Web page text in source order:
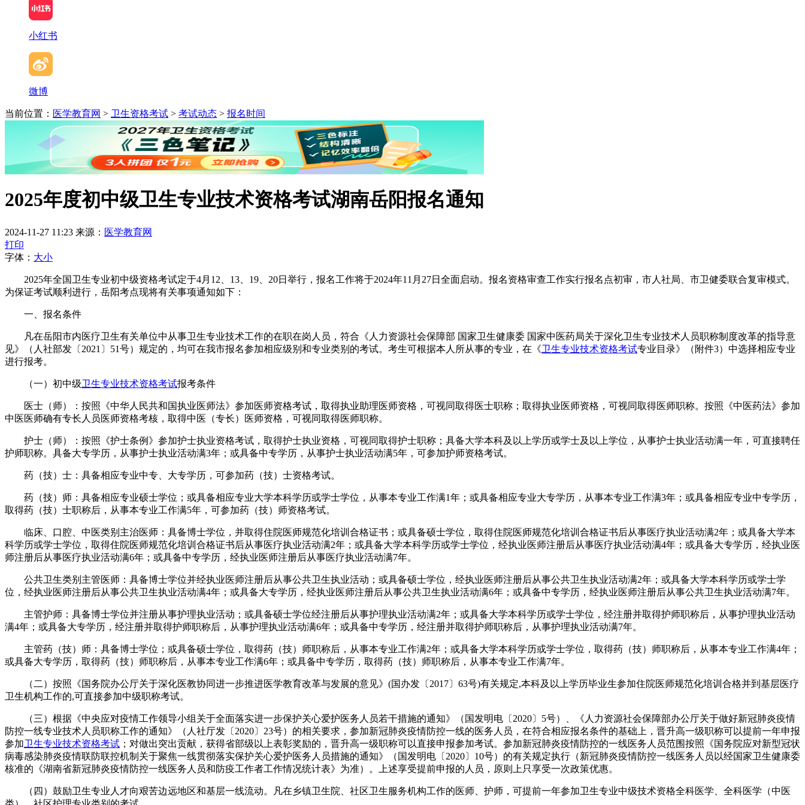
小红书
微博
当前位置： 医学教育网 > 卫生资格考试 > 考试动态 > 报名时间
2025年度初中级卫生专业技术资格考试湖南岳阳报名通知
2024-11-27 11:23 来源： 医学教育网
打印
字体： 大小
2025年全国卫生专业初中级资格考试定于4月12、13、19、20日举行，报名工作将于2024年11月27日全面启动。报名资格审查工作实行报名点初审，市人社局、市卫健委联合复审模式。
为保证考试顺利进行，岳阳考点现将有关事项通知如下：
一、报名条件
凡在岳阳市内医疗卫生有关单位中从事卫生专业技术工作的在职在岗人员，符合《人力资源社会保障部 国家卫生健康委 国家中医药局关于深化卫生专业技术人员职称制度改革的指导意
见》（人社部发〔2021〕51号）规定的，均可在我市报名参加相应级别和专业类别的考试。考生可根据本人所从事的专业，在《卫生专业技术资格考试专业目录》（附件3）中选择相应专业
进行报考。
（一）初中级卫生专业技术资格考试报考条件
医士（师）：按照《中华人民共和国执业医师法》参加医师资格考试，取得执业助理医师资格，可视同取得医士职称；取得执业医师资格，可视同取得医师职称。按照《中医药法》参加
中医医师确有专长人员医师资格考核，取得中医（专长）医师资格，可视同取得医师职称。
护士（师）：按照《护士条例》参加护士执业资格考试，取得护士执业资格，可视同取得护士职称；具备大学本科及以上学历或学士及以上学位，从事护士执业活动满一年，可直接聘任
护师职称。具备大专学历，从事护士执业活动满3年；或具备中专学历，从事护士执业活动满5年，可参加护师资格考试。
药（技）士：具备相应专业中专、大专学历，可参加药（技）士资格考试。
药（技）师：具备相应专业硕士学位；或具备相应专业大学本科学历或学士学位，从事本专业工作满1年；或具备相应专业大专学历，从事本专业工作满3年；或具备相应专业中专学历，
取得药（技）士职称后，从事本专业工作满5年，可参加药（技）师资格考试。
临床、口腔、中医类别主治医师：具备博士学位，并取得住院医师规范化培训合格证书；或具备硕士学位，取得住院医师规范化培训合格证书后从事医疗执业活动满2年；或具备大学本
科学历或学士学位，取得住院医师规范化培训合格证书后从事医疗执业活动满2年；或具备大学本科学历或学士学位，经执业医师注册后从事医疗执业活动满4年；或具备大专学历，经执业医
师注册后从事医疗执业活动满6年；或具备中专学历，经执业医师注册后从事医疗执业活动满7年。
公共卫生类别主管医师：具备博士学位并经执业医师注册后从事公共卫生执业活动；或具备硕士学位，经执业医师注册后从事公共卫生执业活动满2年；或具备大学本科学历或学士学
位，经执业医师注册后从事公共卫生执业活动满4年；或具备大专学历，经执业医师注册后从事公共卫生执业活动满6年；或具备中专学历，经执业医师注册后从事公共卫生执业活动满7年。
主管护师：具备博士学位并注册从事护理执业活动；或具备硕士学位经注册后从事护理执业活动满2年；或具备大学本科学历或学士学位，经注册并取得护师职称后，从事护理执业活动
满4年；或具备大专学历，经注册并取得护师职称后，从事护理执业活动满6年；或具备中专学历，经注册并取得护师职称后，从事护理执业活动满7年。
主管药（技）师：具备博士学位；或具备硕士学位，取得药（技）师职称后，从事本专业工作满2年；或具备大学本科学历或学士学位，取得药（技）师职称后，从事本专业工作满4年；
或具备大专学历，取得药（技）师职称后，从事本专业工作满6年；或具备中专学历，取得药（技）师职称后，从事本专业工作满7年。
（二）按照《国务院办公厅关于深化医教协同进一步推进医学教育改革与发展的意见》(国办发〔2017〕63号)有关规定,本科及以上学历毕业生参加住院医师规范化培训合格并到基层医疗
卫生机构工作的,可直接参加中级职称考试。
（三）根据《中央应对疫情工作领导小组关于全面落实进一步保护关心爱护医务人员若干措施的通知》（国发明电〔2020〕5号）、《人力资源社会保障部办公厅关于做好新冠肺炎疫情
防控一线专业技术人员职称工作的通知》（人社厅发〔2020〕23号）的相关要求，参加新冠肺炎疫情防控一线的医务人员，在符合相应报名条件的基础上，晋升高一级职称可以提前一年申报
参加卫生专业技术资格考试 ；对做出突出贡献，获得省部级以上表彰奖励的，晋升高一级职称可以直接申报参加考试。参加新冠肺炎疫情防控的一线医务人员范围按照《国务院应对新型冠状
病毒感染肺炎疫情联防联控机制关于聚焦一线贯彻落实保护关心爱护医务人员措施的通知》（国发明电〔2020〕10号）的有关规定执行（新冠肺炎疫情防控一线医务人员以经国家卫生健康委
核准的《湖南省新冠肺炎疫情防控一线医务人员和防疫工作者工作情况统计表》为准）。上述享受提前申报的人员，原则上只享受一次政策优惠。
（四）鼓励卫生专业人才向艰苦边远地区和基层一线流动。凡在乡镇卫生院、社区卫生服务机构工作的医师、护师，可提前一年参加卫生专业中级技术资格全科医学、全科医学（中医